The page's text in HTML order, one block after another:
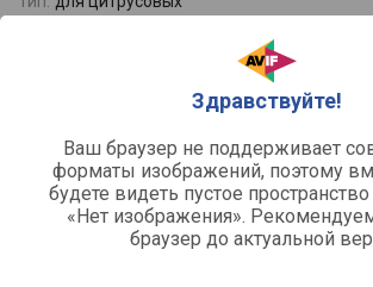
Здравствуйте!
Ваш браузер не поддерживает
форматы изображений, поэтому
будете видеть пустое
«Нет изображения».
браузер до актуальной
отдельностоящая
да